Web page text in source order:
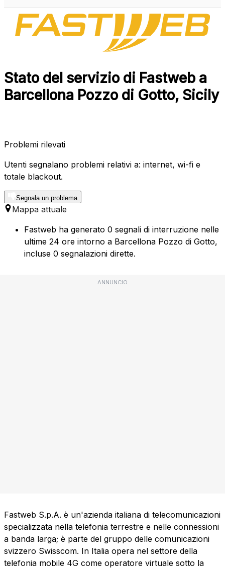
Stato del servizio di Fastweb a
Barcellona Pozzo di Gotto, Sicily
Problemi rilevati
Utenti segnalano problemi relativi a: internet, wi-fi e
totale blackout.
Segnala un problema
Mappa attuale
Fastweb ha generato 0 segnali di interruzione nelle
ultime 24 ore intorno a Barcellona Pozzo di Gotto,
incluse 0 segnalazioni dirette.
ANNUNCIO
Fastweb S.p.A. è un'azienda italiana di telecomunicazioni
specializzata nella telefonia terrestre e nelle connessioni
a banda larga; è parte del gruppo delle comunicazioni
svizzero Swisscom. In Italia opera nel settore della
telefonia mobile 4G come operatore virtuale sotto la